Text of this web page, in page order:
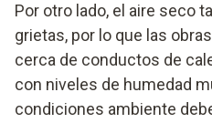
Por otro lado, el aire seco
grietas, por lo que las
cerca de conductos de
con niveles de humedad
condiciones ambiente